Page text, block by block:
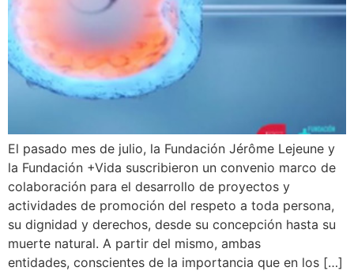
El pasado mes de julio, la Fundación Jérôme Lejeune y
la Fundación +Vida suscribieron un convenio marco de
colaboración para el desarrollo de proyectos y
actividades de promoción del respeto a toda persona,
su dignidad y derechos, desde su concepción hasta su
muerte natural. A partir del mismo, ambas
entidades, conscientes de la importancia que en los […]